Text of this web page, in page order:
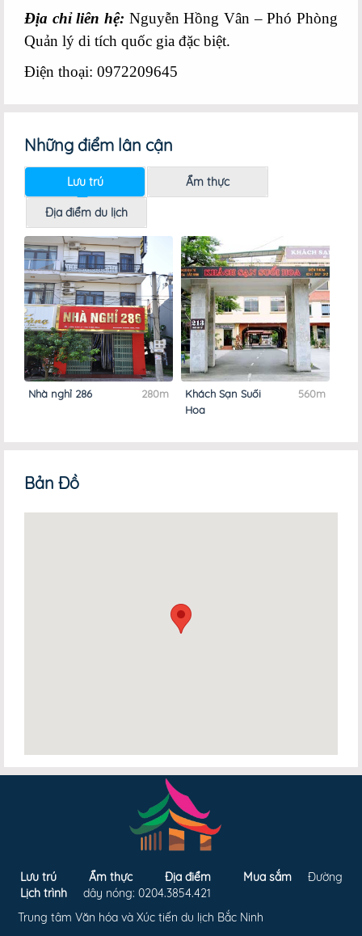
Địa chỉ liên hệ: Nguyễn Hồng Vân – Phó Phòng
Quản lý di tích quốc gia đặc biệt.
Điện thoại: 0972209645
Những điểm lân cận
Lưu trú Ẩm thực
Địa điểm du lịch
Nhà nghỉ 286 280m
Khách Sạn Suối
Hoa
560m
Bản Đồ
Lưu trú Ẩm thực Địa điểm
Mua sắm
Lịch trình
Đường
dây nóng: 0204.3854.421
Trung tâm Văn hóa và Xúc tiến du lịch Bắc Ninh